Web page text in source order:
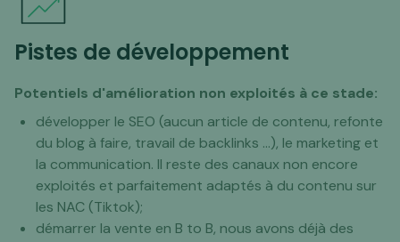
Pistes de développement
Potentiels d'amélioration non exploités à ce stade:
développer le SEO (aucun article de contenu, refonte
du blog à faire, travail de backlinks ...), le marketing et
la communication. Il reste des canaux non encore
exploités et parfaitement adaptés à du contenu sur
les NAC (Tiktok);
démarrer la vente en B to B, nous avons déjà des